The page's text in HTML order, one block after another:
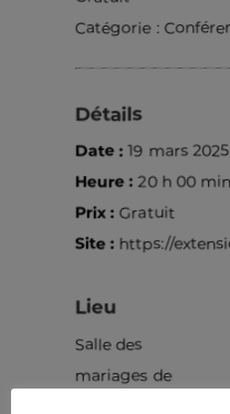
Catégorie :
Détails
Date :19 mars 2025
Heure :20 h 00 min
Prix : Gratuit
Site : https://
Lieu
Salle des
mariages de